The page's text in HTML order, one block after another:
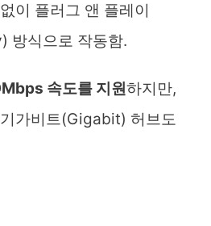
이 플러그 앤 플레이
방식으로 작동함.
속도를 지원하지만,
가비트(Gigabit) 허브도